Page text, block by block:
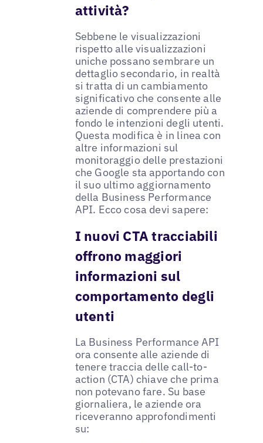
attività?
Sebbene le visualizzazioni
rispetto alle visualizzazioni
uniche possano sembrare un
dettaglio secondario, in realtà
si tratta di un cambiamento
significativo che consente alle
aziende di comprendere più a
fondo le intenzioni degli utenti.
Questa modifica è in linea con
altre informazioni sul
monitoraggio delle prestazioni
che Google sta apportando con
il suo ultimo aggiornamento
della Business Performance
API. Ecco cosa devi sapere:
I nuovi CTA tracciabili
offrono maggiori
informazioni sul
comportamento degli
utenti
La Business Performance API
ora consente alle aziende di
tenere traccia delle call-to-
action (CTA) chiave che prima
non potevano fare. Su base
giornaliera, le aziende ora
riceveranno approfondimenti
su: